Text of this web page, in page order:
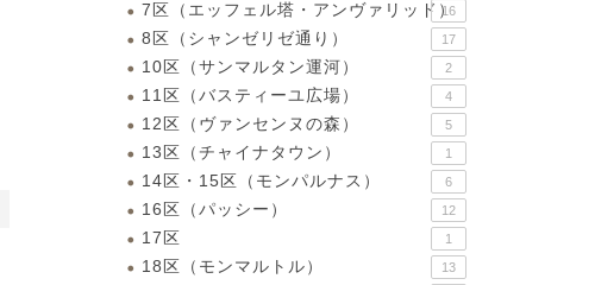
7区（エッフェル塔・アンヴァリッド）
16
8区（シャンゼリゼ通り） 17
10区（サンマルタン運河） 2
11区（バスティーユ広場） 4
12区（ヴァンセンヌの森） 5
13区（チャイナタウン） 1
14区・15区（モンパルナス） 6
16区（パッシー） 12
17区 1
18区（モンマルトル） 13